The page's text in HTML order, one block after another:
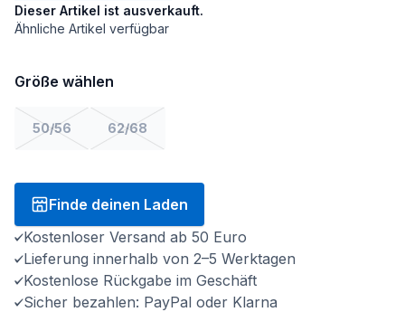
Dieser Artikel ist ausverkauft.
Ähnliche Artikel verfügbar
Größe wählen
50/56 62/68
Finde deinen Laden
Kostenloser Versand ab 50 Euro
Lieferung innerhalb von 2–5 Werktagen
Kostenlose Rückgabe im Geschäft
Sicher bezahlen: PayPal oder Klarna